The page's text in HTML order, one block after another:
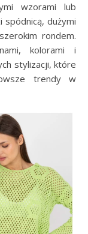
wzorami lub
dużymi
rondem.
kolorami i
stylizacji, które
trendy w